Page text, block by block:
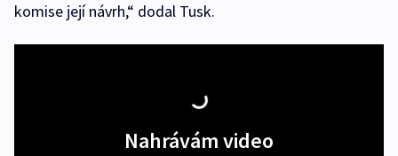
komise její návrh,“ dodal Tusk.
Nahrávám video